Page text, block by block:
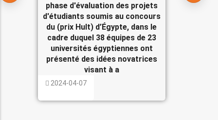
phase d'évaluation des projets
d'étudiants soumis au concours
du (prix Hult) d’Égypte, dans le
cadre duquel 38 équipes de 23
universités égyptiennes ont
présenté des idées novatrices
visant à a
2024-04-07